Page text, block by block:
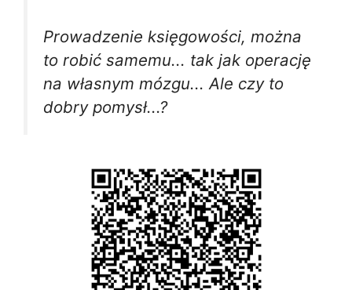
Prowadzenie księgowości, można
to robić samemu... tak jak operację
na własnym mózgu... Ale czy to
dobry pomysł...?